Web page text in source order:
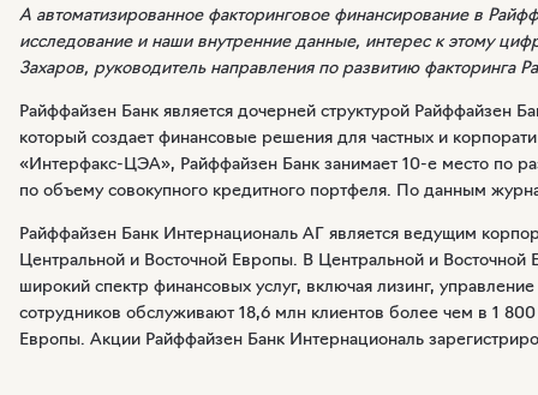
А автоматизированное факторинговое финансирование в
исследование и наши внутренние данные, интерес к этому
Захаров, руководитель направления по развитию факторинга
Райффайзен Банк является дочерней структурой Райффайзен
который создает финансовые решения для частных и
«Интерфакс-ЦЭА», Райффайзен Банк занимает10-е место по
по объему совокупного кредитного портфеля. По данным
Райффайзен Банк Интернациональ АГ является ведущим
Центральной и Восточной Европы. В Центральной и
широкий спектр финансовых услуг, включая лизинг,
сотрудников обслуживают 18,6 млн клиентов более чем в 1
Европы. Акции Райффайзен Банк Интернациональ